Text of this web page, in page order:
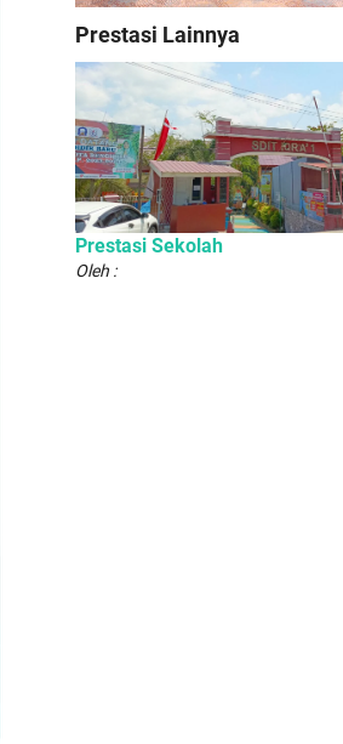
Prestasi Lainnya
Prestasi Sekolah
Oleh :